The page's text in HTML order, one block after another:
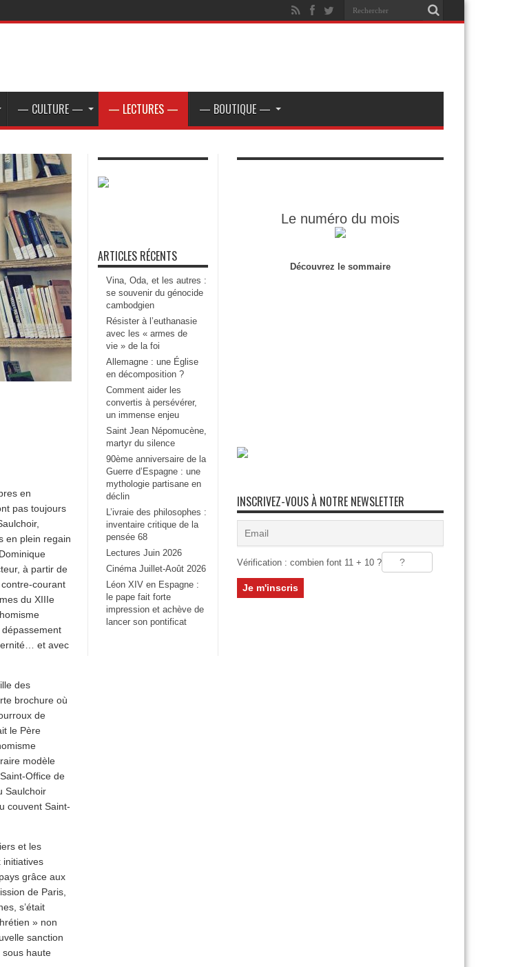
— CULTURE — — LECTURES — — BOUTIQUE —
en
pas toujours
en plein regain
à partir de
courant
du XIIIe
et avec
des
brochure où
de
le Père
modèle
Office de
Saulchoir
couvent Saint-
et les
initiatives
grâce aux
de Paris,
s’était
» non
sanction
sous haute
ARTICLES RÉCENTS
Vina, Oda, et les autres :
se souvenir du génocide
cambodgien
Résister à l’euthanasie
avec les « armes de
vie » de la foi
Allemagne : une Église
en décomposition ?
Comment aider les
convertis à persévérer,
un immense enjeu
Saint Jean Népomucène,
martyr du silence
90ème anniversaire de la
Guerre d’Espagne : une
mythologie partisane en
déclin
L’ivraie des philosophes :
inventaire critique de la
pensée 68
Lectures Juin 2026
Cinéma Juillet-Août 2026
Léon XIV en Espagne :
le pape fait forte
impression et achève de
lancer son pontificat
Le numéro du mois
Découvrez le sommaire
INSCRIVEZ-VOUS À NOTRE NEWSLETTER
Vérification : combien font 11 + 10 ?